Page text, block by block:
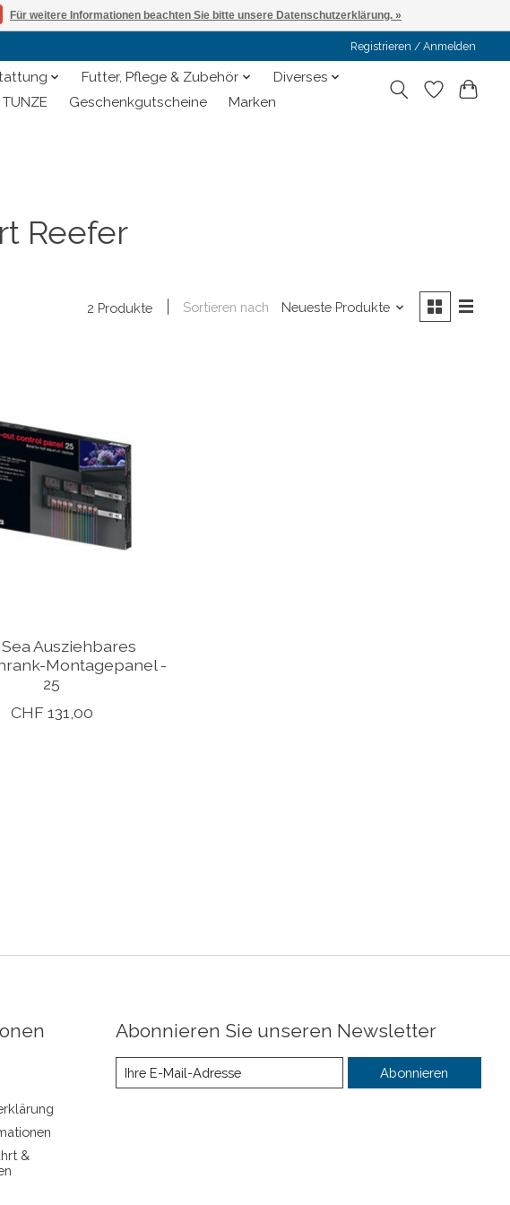
Registrieren / Anmelden
Futter, Pflege & Zubehör
Diverses
TUNZE Geschenkgutscheine Marken
Reefer
2 Produkte Sortieren nach Neueste Produkte
Ausziehbares
Montagepanel -
25
CHF 131,00
&
Abonnieren Sie unseren Newsletter
Abonnieren
Für weitere Informationen beachten Sie bitte unsere Datenschutzerklärung. »